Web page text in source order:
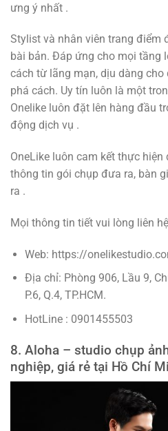
ưng ý nhất .
Stylist và nhân viên trang điểm
bài bản. Đáp ứng cho mọi tầng
cách từ lãng mạn, dịu dàng
phá cách. Uy tín luôn là một
Onelike luôn đặt lên hàng đầu
động dịch vụ .
OneLike luôn cam kết thực
thông tin gói chụp đưa ra, bàn
ra .
Mọi thông tin tiết vui lòng liên
Web: https://
Địa chỉ: Phòng 906, Lầu 9,
P.6, Q.4, TP.HCM.
HotLine : 0901455503
8. Aloha – studio chụp
nghiệp, giá rẻ tại Hồ Chí